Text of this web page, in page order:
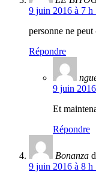
9 juin 2016 à 7 h
personne ne
Répondre
9 juin
Et
Répondre
Bonanza
9 juin 2016 à 8 h